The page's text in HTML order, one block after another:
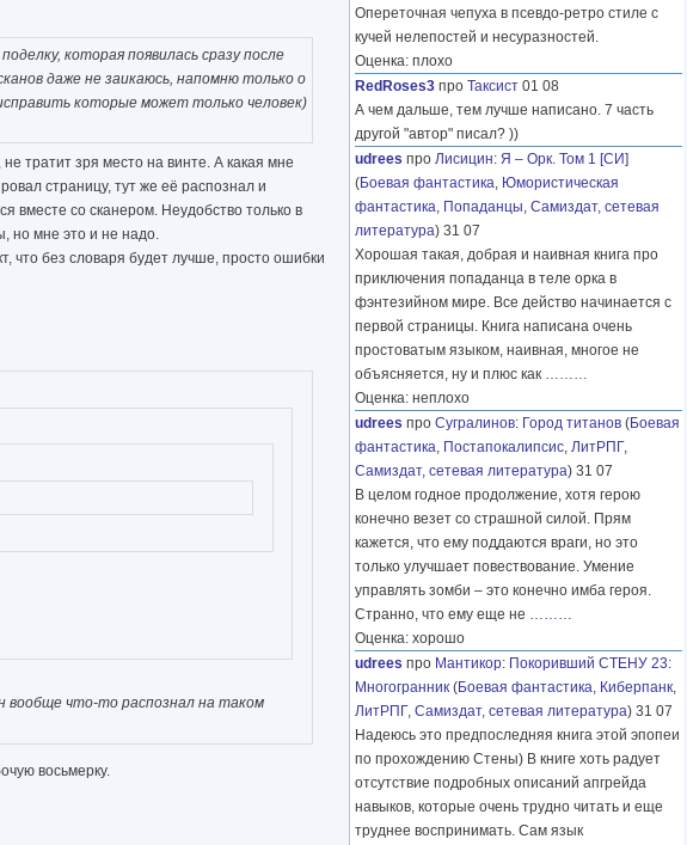
которая появилась сразу после
даже не заикаюсь, напомню только о
которые может только человек)
тратит зря место на винте. А какая мне
страницу, тут же её распознал и
вместе со сканером. Неудобство только в
но мне это и не надо.
что без словаря будет лучше, просто ошибки
вообще что-то распознал на таком
восьмерку.
Опереточная чепуха в псевдо-ретро стиле с
кучей нелепостей и несуразностей.
Оценка: плохо
RedRoses3 про Таксист 01 08
А чем дальше, тем лучше написано. 7 часть
другой "автор" писал? ))
udrees про Лисицин: Я – Орк. Том 1 [СИ]
(Боевая фантастика, Юмористическая
фантастика, Попаданцы, Самиздат, сетевая
литература) 31 07
Хорошая такая, добрая и наивная книга про
приключения попаданца в теле орка в
фэнтезийном мире. Все действо начинается с
первой страницы. Книга написана очень
простоватым языком, наивная, многое не
объясняется, ну и плюс как ………
Оценка: неплохо
udrees про Сугралинов: Город титанов (Боевая
фантастика, Постапокалипсис, ЛитРПГ,
Самиздат, сетевая литература) 31 07
В целом годное продолжение, хотя герою
конечно везет со страшной силой. Прям
кажется, что ему поддаются враги, но это
только улучшает повествование. Умение
управлять зомби – это конечно имба героя.
Странно, что ему еще не ………
Оценка: хорошо
udrees про Мантикор: Покоривший СТЕНУ 23:
Многогранник (Боевая фантастика, Киберпанк,
ЛитРПГ, Самиздат, сетевая литература) 31 07
Надеюсь это предпоследняя книга этой эпопеи
по прохождению Стены) В книге хоть радует
отсутствие подробных описаний апгрейда
навыков, которые очень трудно читать и еще
труднее воспринимать. Сам язык